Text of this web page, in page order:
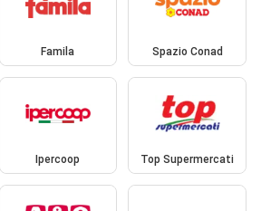
Famila Spazio Conad
Ipercoop Top Supermercati